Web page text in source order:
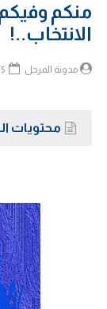
منكم
الانتخاب..!
مدونة المرجل
محتويات